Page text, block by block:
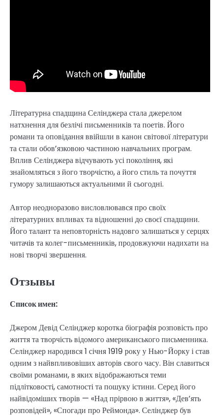
Літературна спадщина Селінджера стала джерелом
натхнення для безлічі письменників та поетів. Його
романи та оповідання ввійшли в канон світової літератури
та стали обов’язковою частиною навчальних програм.
Вплив Селінджера відчувають усі покоління, які
знайомляться з його творчістю, а його стиль та почуття
гумору залишаються актуальними й сьогодні.
Автор неодноразово висловлювався про своїх
літературних впливах та відношенні до своєї спадщини.
Його талант та неповторність надовго залишаться у серцях
читачів та колег-письменників, продовжуючи надихати на
нові творчі звершення.
Отзывы
Список имен:
Джером Девід Селінджер коротка біографія розповість про
життя та творчість відомого американського письменника.
Селінджер народився 1 січня 1919 року у Нью-Йорку і став
одним з найвпливовіших авторів свого часу. Він славиться
своїми романами, в яких відображаються теми
підлітковості, самотності та пошуку істини. Серед його
найвідоміших творів — «Над прірвою в життя», «Дев’ять
розповідей», «Спогади про Реймонда». Селінджер був